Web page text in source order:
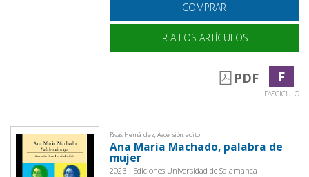
COMPRAR
IR A LOS ARTÍCULOS
PDF F
FASCÍCULO
Rivas Hernández, Ascensión, editor
Ana Maria Machado, palabra de
mujer
2023 - Ediciones Universidad de Salamanca